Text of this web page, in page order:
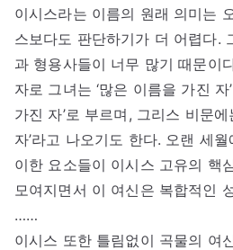
이시스라는 이름의 원래 의미는
스보다도 판단하기가 더 어렵다.
과 형용사들이 너무 많기 때문이
자로 그녀는 ‘많은 이름을 가진 자
가진 자’로 부르며, 그리스 비문
자’라고 나오기도 한다. 오랜 세
이한 요소들이 이시스 고유의 핵
모여지면서 이 여신은 복합적인
……
이시스 또한 틀림없이 곡물의 여